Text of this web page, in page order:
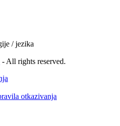
/ jezika
- All rights reserved.
otkazivanja